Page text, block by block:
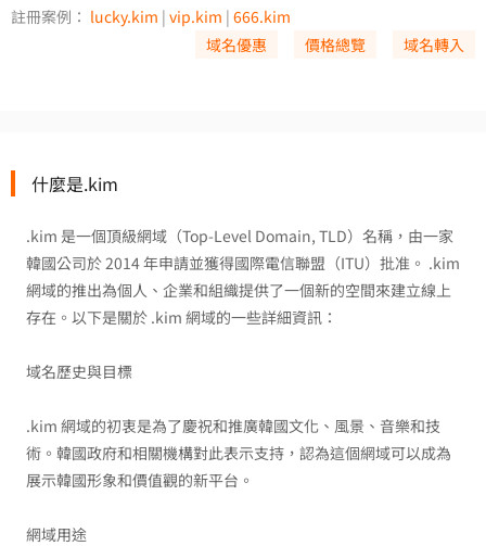
註冊案例： lucky.kim | vip.kim | 666.kim
域名優惠
價格總覽 域名轉入
什麼是.kim
.kim 是一個頂級網域（Top-Level Domain, TLD）名稱，由一家
韓國公司於 2014 年申請並獲得國際電信聯盟（ITU）批准。 .kim
網域的推出為個人、企業和組織提供了一個新的空間來建立​​線上
存在。以下是關於 .kim 網域的一些詳細資訊：
域名歷史與目標
.kim 網域的初衷是為了慶祝和推廣韓國文化、風景、音樂和技
術。韓國政府和相關機構對此表示支持，認為這個網域可以成為
展示韓國形象和價值觀的新平台。
網域用途